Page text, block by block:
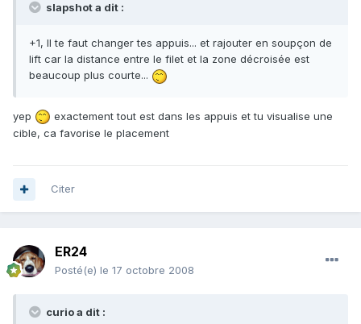
slapshot a dit :
+1, Il te faut changer tes appuis... et rajouter en soupçon de
lift car la distance entre le filet et la zone décroisée est
beaucoup plus courte...
yep
exactement tout est dans les appuis et tu visualise une
cible, ca favorise le placement
Citer
ER24
Posté(e) le 17 octobre 2008
curio a dit :